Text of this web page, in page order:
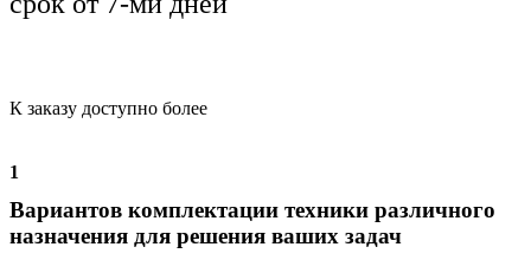
К заказу доступно более
1
Вариантов комплектации техники различного
назначения для решения ваших задач